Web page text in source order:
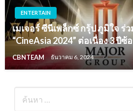
ENTERTAIN
เมเจอร์ ซีนีเพล็กซ์ กรุ้ป ภูมิใจ ร่
“CineAsia 2024” ต่อเนื่อง 3 ปีซ้
CBNTEAM ธันวาคม 6, 2024